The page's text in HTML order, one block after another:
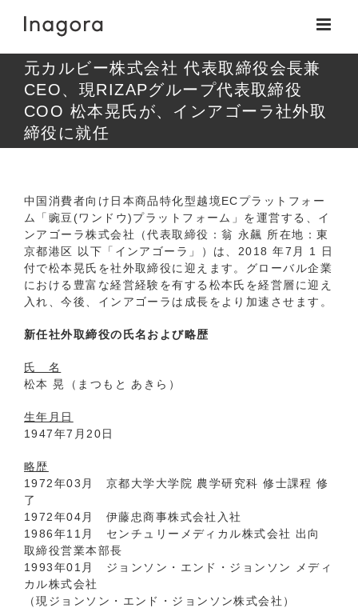
元カルビー株式会社 代表取締役会長兼
CEO、現RIZAPグループ代表取締役
COO 松本晃氏が、インアゴーラ社外取
締役に就任
中国消費者向け日本商品特化型越境ECプラットフォー
ム「豌豆(ワンドウ)プラットフォーム」を運営する、イ
ンアゴーラ株式会社（代表取締役：翁 永飆 所在地：東
京都港区 以下「インアゴーラ」）は、2018 年7月 1 日
付で松本晃氏を社外取締役に迎えます。グローバル企業
における豊富な経営経験を有する松本氏を経営層に迎え
入れ、今後、インアゴーラは成長をより加速させます。
新任社外取締役の氏名および略歴
氏 名
松本 晃（まつもと あきら）
生年月日
1947年7月20日
略歴
1972年03月 京都大学大学院 農学研究科 修士課程 修
了
1972年04月 伊藤忠商事株式会社入社
1986年11月 センチュリーメディカル株式会社 出向
取締役営業本部長
1993年01月 ジョンソン・エンド・ジョンソン メディ
カル株式会社
（現ジョンソン・エンド・ジョンソン株式会社）